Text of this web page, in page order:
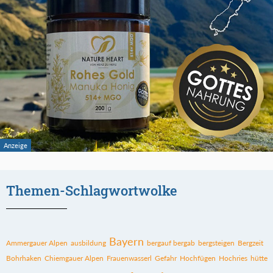
Themen-Schlagwortwolke
Ammergauer Alpen ausbildung Bayern bergauf bergab bergsteigen Bergzeit
Bohrhaken Chiemgauer Alpen Frauenwasserl Gefahr Hochfügen Hochries hütte